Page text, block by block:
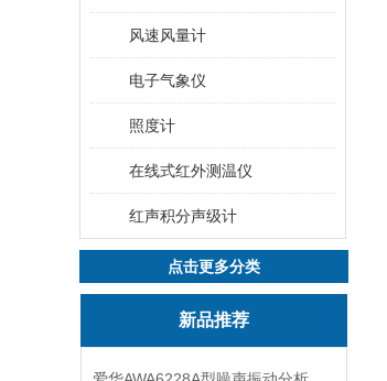
风速风量计
电子气象仪
照度计
在线式红外测温仪
红声积分声级计
点击更多分类
新品推荐